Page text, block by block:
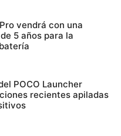
vendrá con una
5 años para la
POCO Launcher
recientes apiladas